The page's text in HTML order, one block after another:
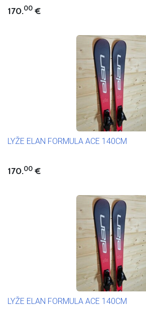
170.00 €
LYŽE ELAN FORMULA ACE 140CM
170.00 €
LYŽE ELAN FORMULA ACE 140CM